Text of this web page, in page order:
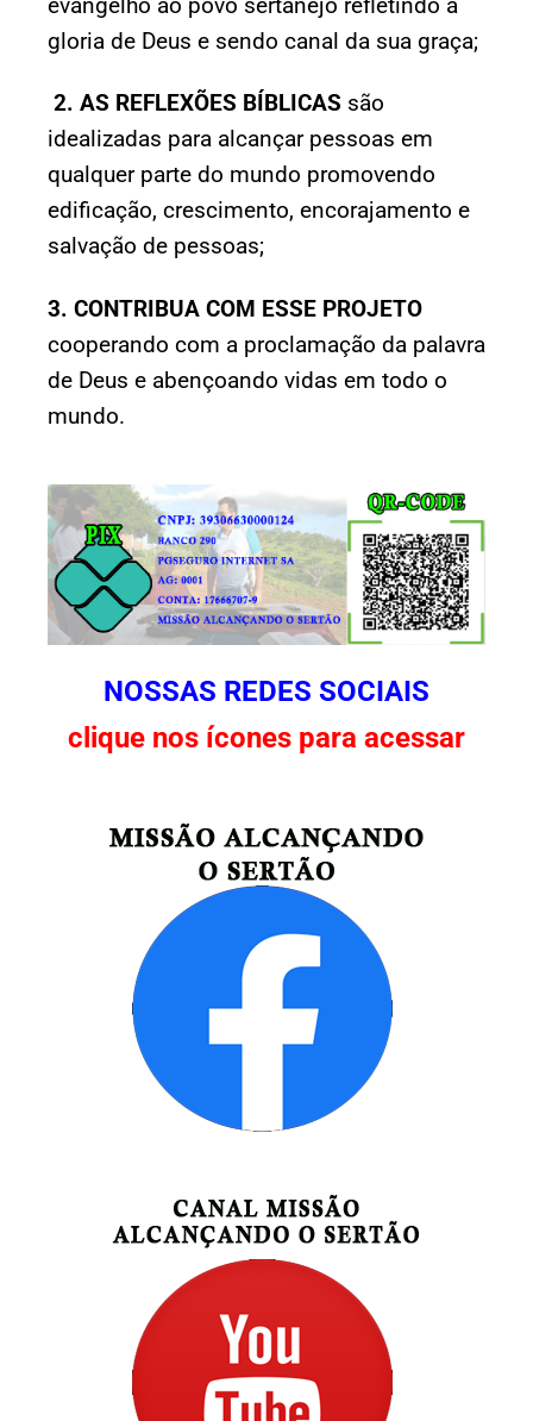
evangelho ao povo sertanejo refletindo a
gloria de Deus e sendo canal da sua graça;
2. AS REFLEXÕES BÍBLICAS são
idealizadas para alcançar pessoas em
qualquer parte do mundo promovendo
edificação, crescimento, encorajamento e
salvação de pessoas;
3. CONTRIBUA COM ESSE PROJETO
cooperando com a proclamação da palavra
de Deus e abençoando vidas em todo o
mundo.
NOSSAS REDES SOCIAIS
clique nos ícones para acessar